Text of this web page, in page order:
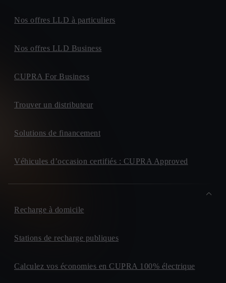
Nos offres LLD à particuliers
Nos offres LLD Business
CUPRA For Business
Trouver un distributeur
Solutions de financement
Véhicules d’occasion certifiés : CUPRA Approved
Recharge à domicile
Stations de recharge publiques
Calculez vos économies en CUPRA 100% électrique